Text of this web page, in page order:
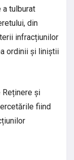
a tulburat
din
infracțiunilor
ordinii și liniștii
Reținere și
fiind